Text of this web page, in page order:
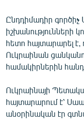
ԲԱՆԱՎԵՃ
ՁԳՏԵԼՈՎ
ՓՈԴՔԱՍԹ
Հայերեն
English
Ընդդիմադիր գործիչ
իշխանությունների
հետո հայտարարել
Ուկրաինան
համակիրներին
Ուկրաինայի
հայտարարում է՝
անօրինական էր